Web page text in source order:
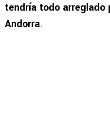
tendría todo arreglado
Andorra.